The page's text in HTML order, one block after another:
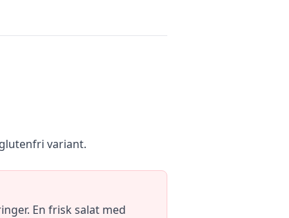
variant.
En frisk salat med